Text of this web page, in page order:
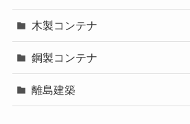
木製コンテナ
鋼製コンテナ
離島建築